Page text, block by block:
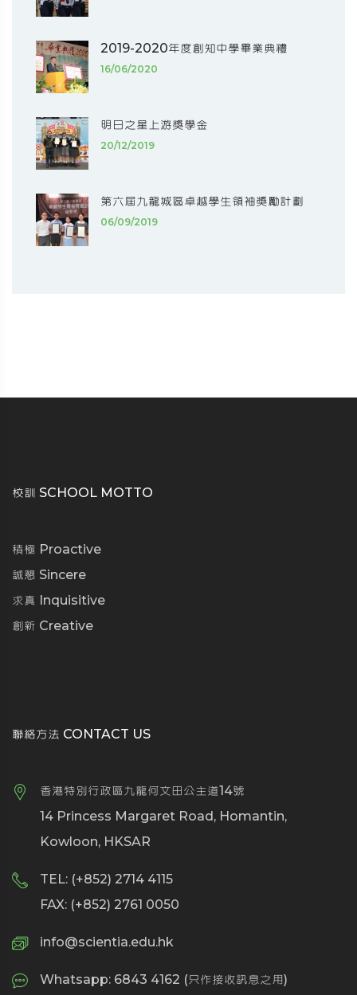
2019-2020年度創知中學畢業典禮
16/06/2020
明日之星上游獎學金
20/12/2019
第六屆九龍城區卓越學生領袖獎勵計劃
06/09/2019
校訓 SCHOOL MOTTO
積極 Proactive
誠懇 Sincere
求真 Inquisitive
創新 Creative
聯絡方法 CONTACT US
香港特別行政區九龍何文田公主道14號
14 Princess Margaret Road, Homantin,
Kowloon, HKSAR
TEL: (+852) 2714 4115
FAX: (+852) 2761 0050
info@scientia.edu.hk
Whatsapp: 6843 4162 (只作接收訊息之用)